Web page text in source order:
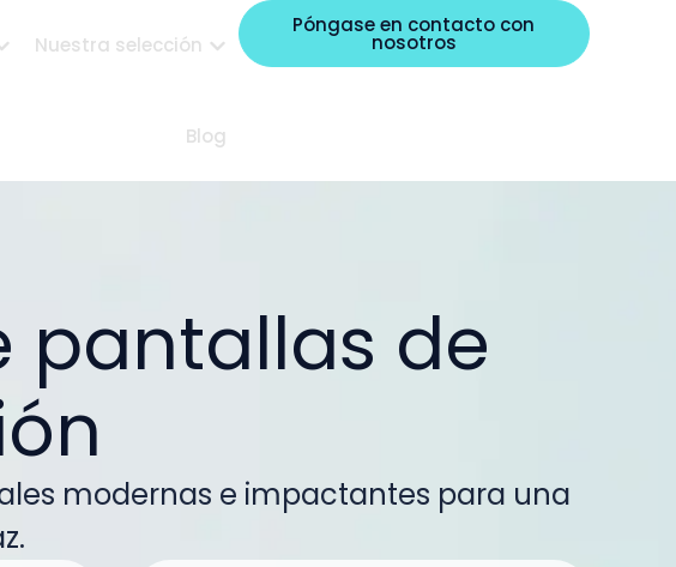
Nuestra selección
Blog
Póngase en contacto con
nosotros
pantallas de
modernas e impactantes para una